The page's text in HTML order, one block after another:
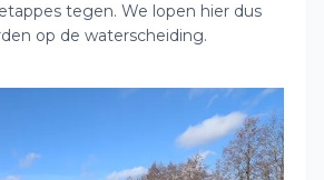
tegen. We lopen hier dus
op de waterscheiding.